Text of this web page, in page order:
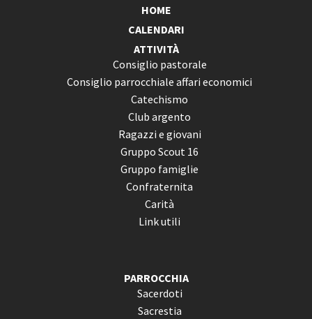
HOME
CALENDARI
ATTIVITÀ
Consiglio pastorale
Consiglio parrocchiale affari economici
Catechismo
Club argento
Ragazzi e giovani
Gruppo Scout 16
Gruppo famiglie
Confraternita
Carità
Link utili
PARROCCHIA
Sacerdoti
Sacrestia